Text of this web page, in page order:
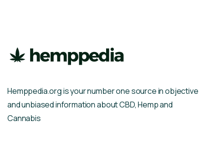
Hemppedia.org is your number one source in objective
and unbiased information about CBD, Hemp and
Cannabis